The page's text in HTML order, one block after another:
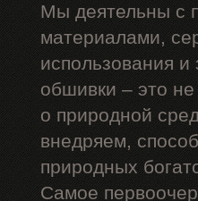
Мы деятельны с
материалами,
использования
обшивки – это не
о природной
внедряем,
природных
Самое